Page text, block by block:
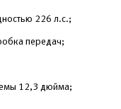
226 л.с.;
передач;
12,3 дюйма;